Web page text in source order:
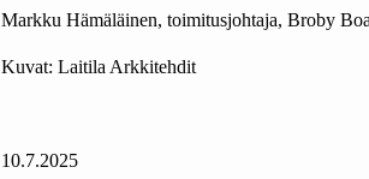
Markku Hämäläinen, toimitusjohtaja, Broby
Kuvat: Laitila Arkkitehdit
10.7.2025